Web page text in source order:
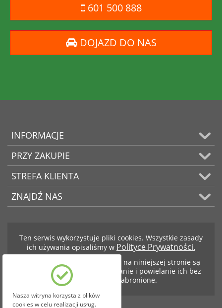
601 500 888
DOJAZD DO NAS
INFORMACJE
PRZY ZAKUPIE
STREFA KLIENTA
ZNAJDŹ NAS
Ten serwis wykorzystuje pliki cookies. Wszystkie zasady
ich używania opisaliśmy w Polityce Prywatności.
Teksty i zdjęcia znajdujące się na niniejszej stronie są
własnością firmy BCS. Kopiowanie i powielanie ich bez
zezwolenia jest zabronione.
Nasza witryna korzysta z plików
cookies w celu realizacji usług.